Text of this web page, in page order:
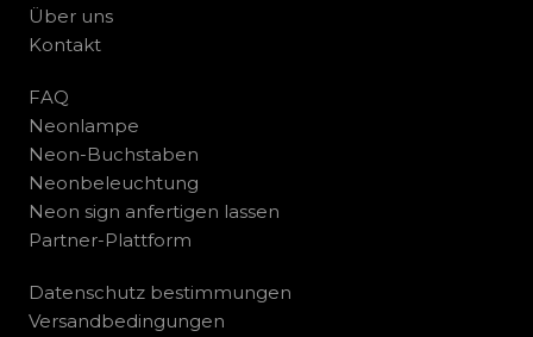
Über uns
Kontakt
FAQ
Neonlampe
Neon-Buchstaben
Neonbeleuchtung
Neon sign anfertigen lassen
Partner-Plattform
Datenschutz bestimmungen
Versandbedingungen